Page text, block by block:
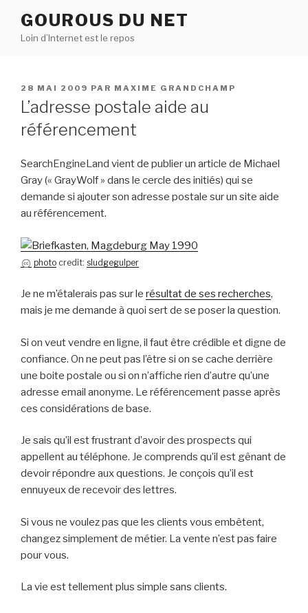
contenu
GOUROUS DU NET
Loin d’Internet est le repos
PUBLIÉ
LE
28 MAI 2009 PAR MAXIME GRANDCHAMP
L’adresse postale aide au
référencement
SearchEngineLand vient de publier un article de Michael
Gray (« GrayWolf » dans le cercle des initiés) qui se
demande si ajouter son adresse postale sur un site aide
au référencement.
photo credit: sludgegulper
Je ne m’étalerais pas sur le résultat de ses recherches,
mais je me demande à quoi sert de se poser la question.
Si on veut vendre en ligne, il faut être crédible et digne de
confiance. On ne peut pas l’être si on se cache derrière
une boite postale ou si on n’affiche rien d’autre qu’une
adresse email anonyme. Le référencement passe après
ces considérations de base.
Je sais qu’il est frustrant d’avoir des prospects qui
appellent au téléphone. Je comprends qu’il est gênant de
devoir répondre aux questions. Je conçois qu’il est
ennuyeux de recevoir des lettres.
Si vous ne voulez pas que les clients vous embêtent,
changez simplement de métier. La vente n’est pas faire
pour vous.
La vie est tellement plus simple sans clients.